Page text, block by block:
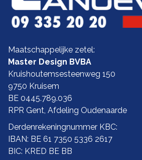
Maatschappelijke zetel:
Master Design BVBA
Kruishoutemsesteenweg 150
9750 Kruisem
BE 0445.789.036
RPR Gent, Afdeling Oudenaarde
Derdenrekeningnummer KBC:
IBAN: BE 61 7350 5336 2617
BIC: KRED BE BB